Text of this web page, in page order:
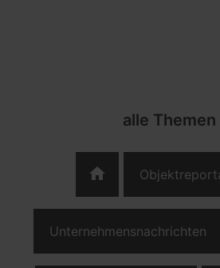
alle Themen
home
Unternehmensnachrichten